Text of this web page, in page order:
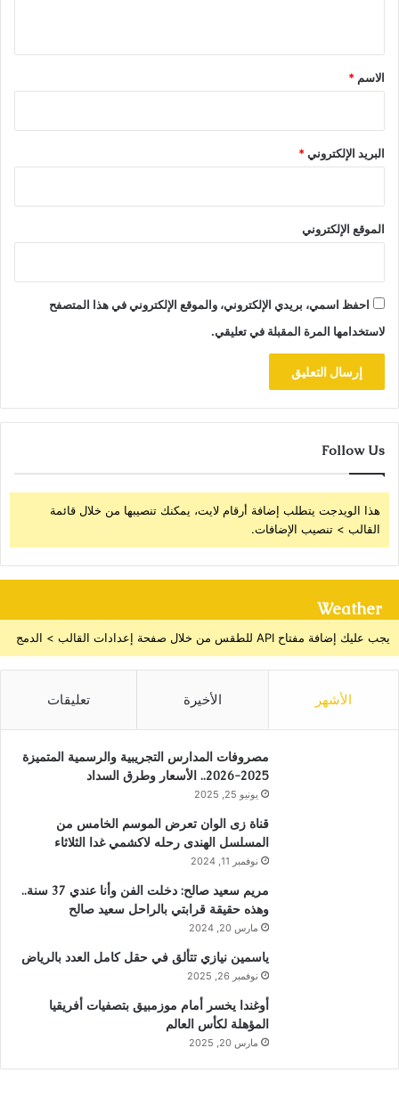
*
الاسم *
البريد الإلكتروني*
الموقع الإلكتروني
احفظ اسمي، بريدي الإلكتروني، والموقع الإلكتروني في هذا المتصفح
لاستخدامها المرة المقبلة في تعليقي.
Follow Us
هذا الويدجت يتطلب إضافة أرقام لايت، يمكنك تنصيبها من خلال قائمة
القالب > تنصيب الإضافات.
Weather
يجب عليك إضافة مفتاح API للطقس من خلال صفحة إعدادات القالب > الدمج
الأشهر الأخيرة تعليقات
مصروفات المدارس التجريبية والرسمية المتميزة
2025-2026.. الأسعار وطرق السداد
يونيو 25, 2025
قناة زى الوان تعرض الموسم الخامس من
المسلسل الهندى رحله لاكشمي غدا الثلاثاء
نوفمبر 11, 2024
مريم سعيد صالح: دخلت الفن وأنا عندي 37 سنة..
وهذه حقيقة قرابتي بالراحل سعيد صالح
مارس 20, 2024
ياسمين نيازي تتألق في حقل كامل العدد بالرياض
نوفمبر 26, 2025
أوغندا يخسر أمام موزمبيق بتصفيات أفريقيا
المؤهلة لكأس العالم
مارس 20, 2025